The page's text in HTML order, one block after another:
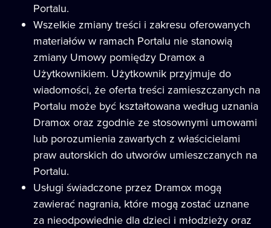
Portalu.
Wszelkie zmiany treści i zakresu oferowanych
materiałów w ramach Portalu nie stanowią
zmiany Umowy pomiędzy Dramox a
Użytkownikiem. Użytkownik przyjmuje do
wiadomości, że oferta treści zamieszczanych na
Portalu może być kształtowana według uznania
Dramox oraz zgodnie ze stosownymi umowami
lub porozumienia zawartych z właścicielami
praw autorskich do utworów umieszczanych na
Portalu.
Usługi świadczone przez Dramox mogą
zawierać nagrania, które mogą zostać uznane
za nieodpowiednie dla dzieci i młodzieży oraz